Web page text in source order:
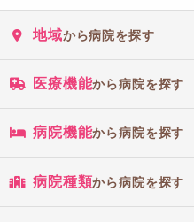
地域から病院を探す
医療機能から病院を探す
病院機能から病院を探す
病院種類から病院を探す